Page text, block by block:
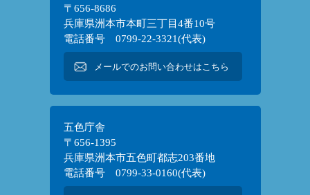
〒656-8686
兵庫県洲本市本町三丁目4番10号
電話番号 0799-22-3321(代表)
メールでのお問い合わせはこちら
五色庁舎
〒656-1395
兵庫県洲本市五色町都志203番地
電話番号 0799-33-0160(代表)